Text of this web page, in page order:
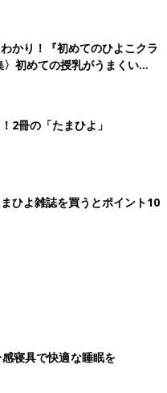
かり！『初めてのひよこクラ
初めての授乳がうまくい
基本と夏のトラブル 解決テ
2冊の「たまひよ」
ひよ雑誌を買うとポイント10
感寝具で快適な睡眠を